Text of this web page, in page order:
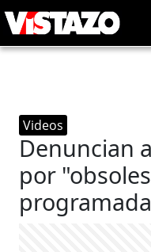
Videos
Denuncian
por